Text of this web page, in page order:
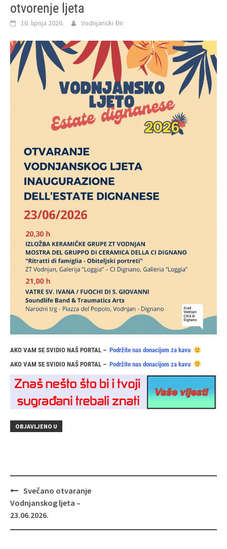
otvorenje ljeta
16. lipnja 2026. Vodnjanski Đir
AKO VAM SE SVIDIO NAŠ PORTAL – Podržite nas donacijom za kavu
AKO VAM SE SVIDIO NAŠ PORTAL – Podržite nas donacijom za kavu
OBJAVLJENO U
Navigacija
objava
Svečano otvaranje
Vodnjanskog ljeta –
23.06.2026.